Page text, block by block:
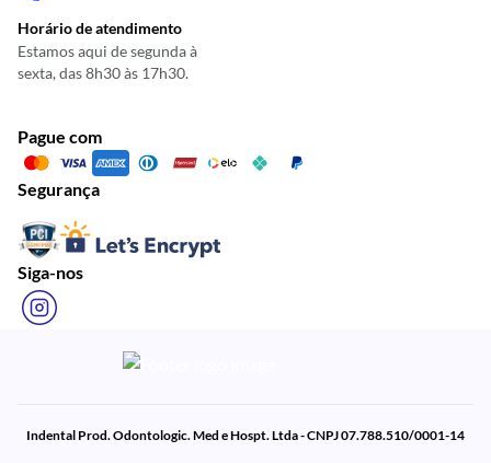
Horário de atendimento
Estamos aqui de segunda à
sexta, das 8h30 às 17h30.
Pague com
Segurança
Siga-nos
Indental Prod. Odontologic. Med e Hospt. Ltda - CNPJ 07.788.510/0001-14